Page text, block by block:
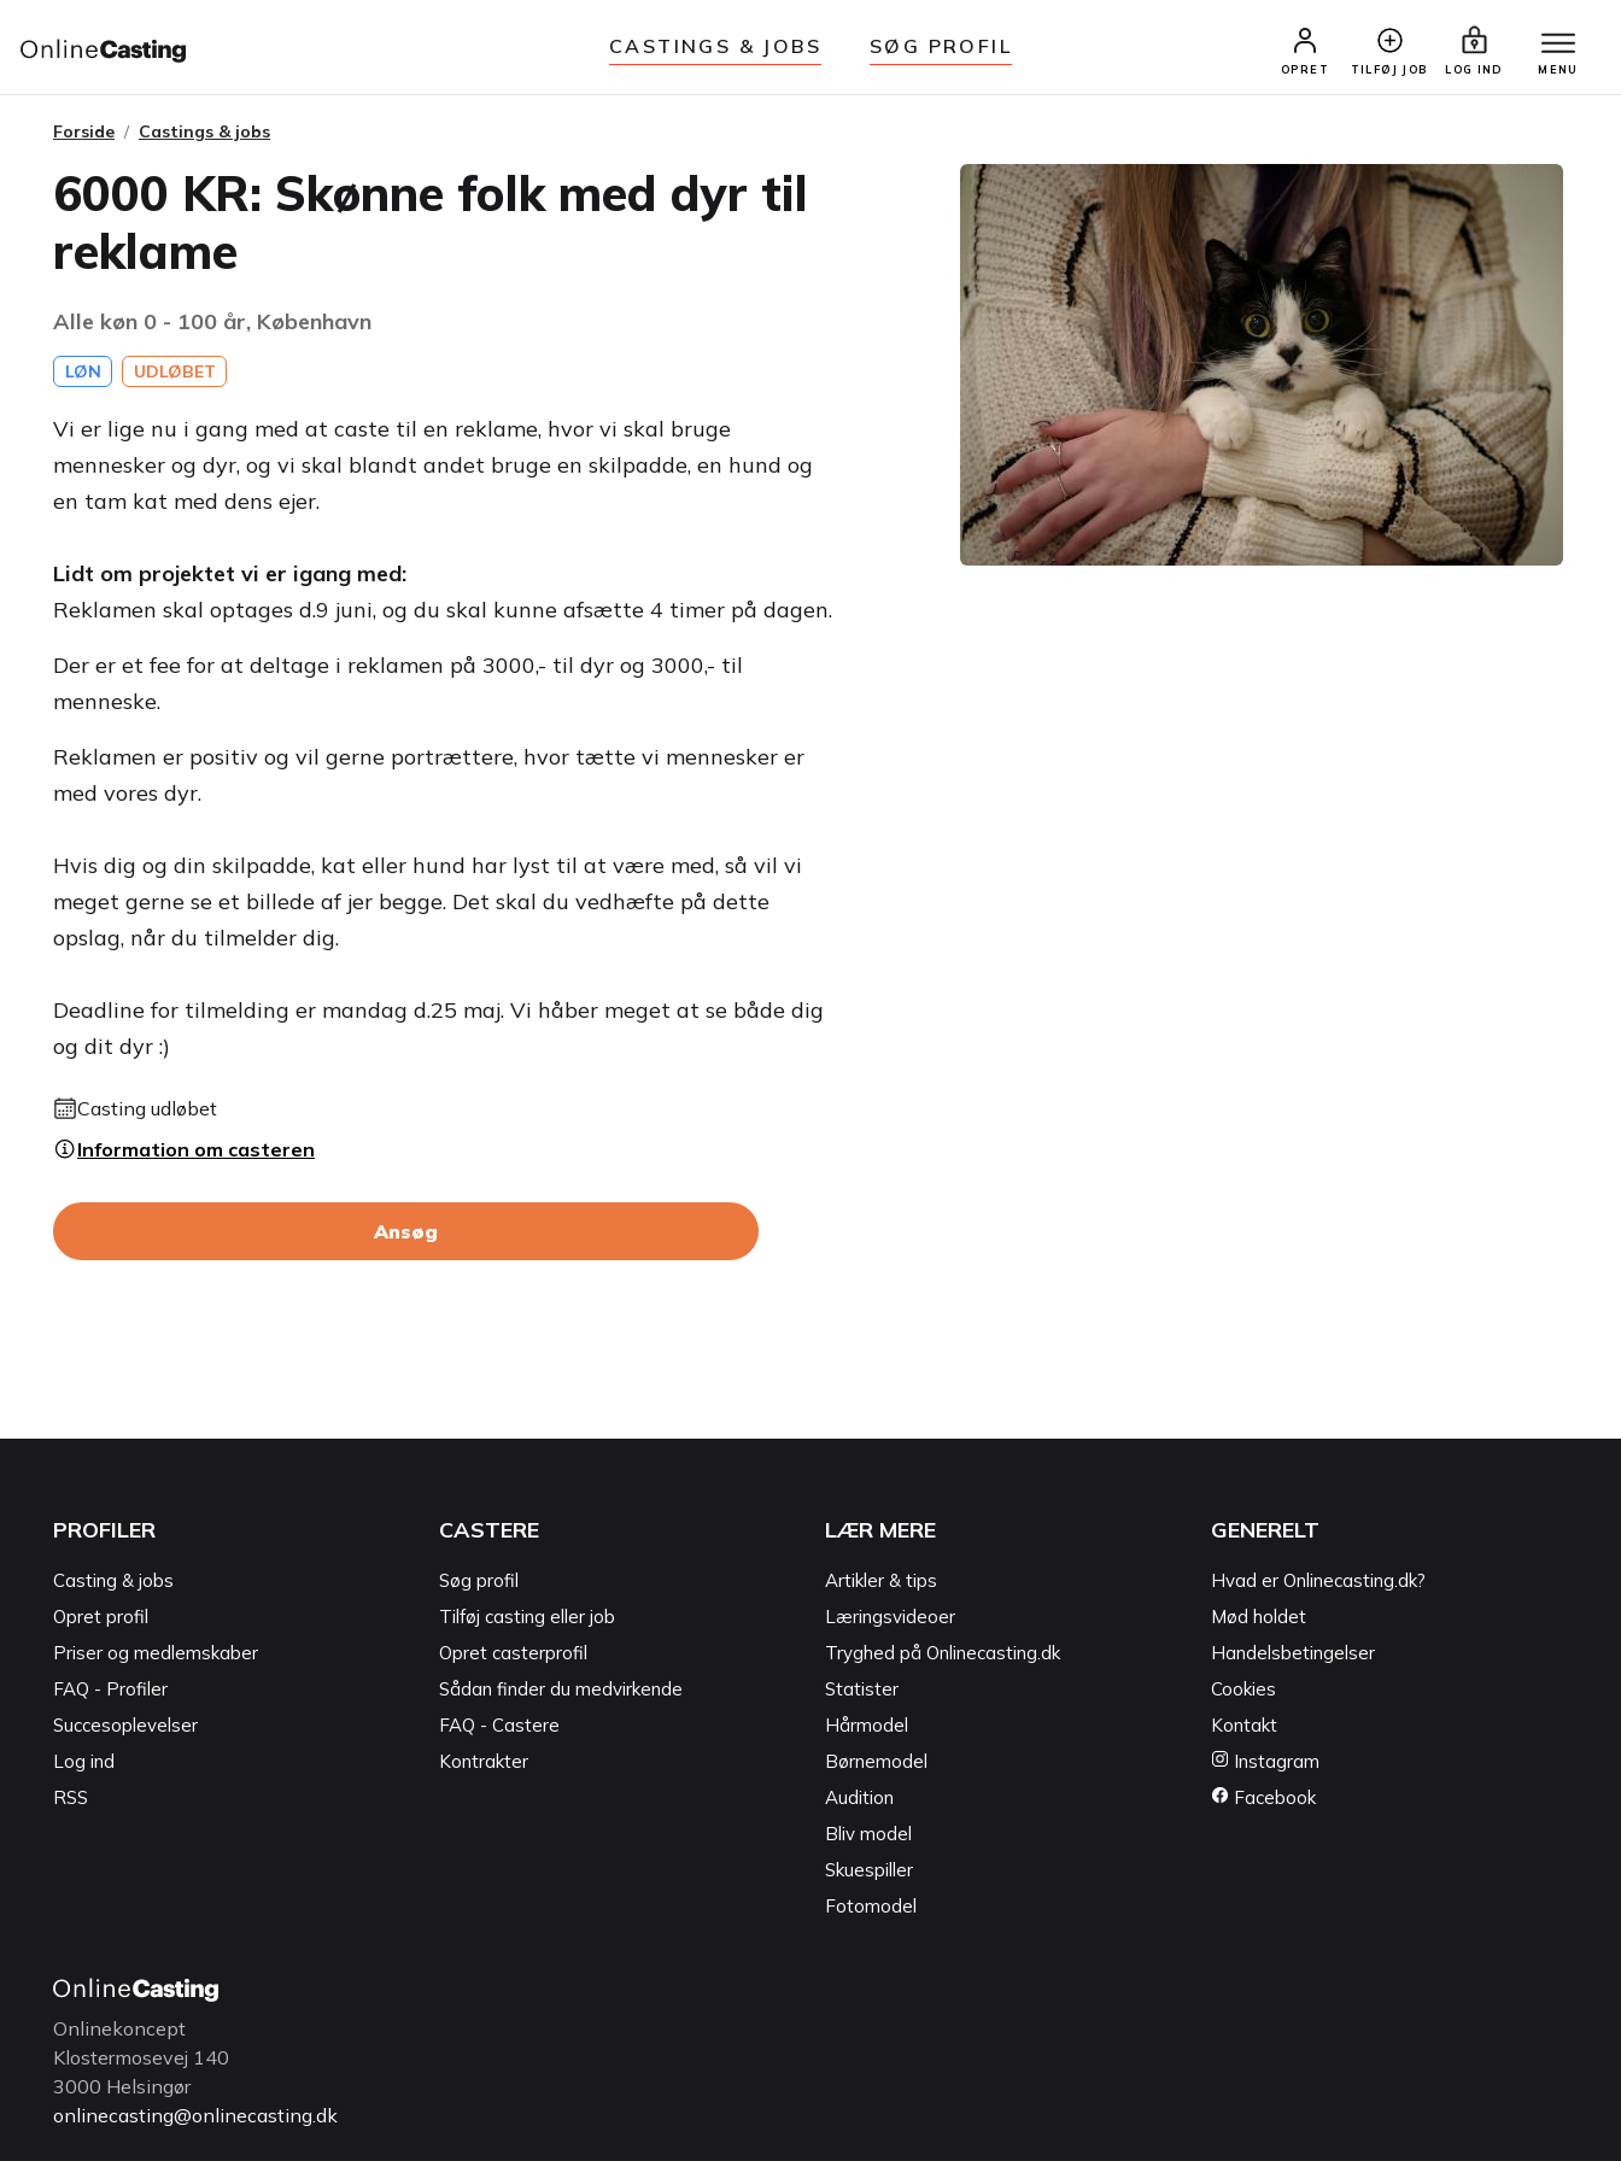
CASTINGS & JOBS SØG PROFIL
OPRET TILFØJ JOB LOG IND MENU
Forside Castings & jobs
6000 KR: Skønne folk med dyr til
reklame
Alle køn 0 - 100 år, København
LØN UDLØBET
Vi er lige nu i gang med at caste til en reklame, hvor vi skal bruge
mennesker og dyr, og vi skal blandt andet bruge en skilpadde, en hund og
en tam kat med dens ejer.
Lidt om projektet vi er igang med:
Reklamen skal optages d.9 juni, og du skal kunne afsætte 4 timer på dagen.
Der er et fee for at deltage i reklamen på 3000,- til dyr og 3000,- til
menneske.
Reklamen er positiv og vil gerne portrættere, hvor tætte vi mennesker er
med vores dyr.
Hvis dig og din skilpadde, kat eller hund har lyst til at være med, så vil vi
meget gerne se et billede af jer begge. Det skal du vedhæfte på dette
opslag, når du tilmelder dig.
Deadline for tilmelding er mandag d.25 maj. Vi håber meget at se både dig
og dit dyr :)
Casting udløbet
Information om casteren
Ansøg
PROFILER
Casting & jobs
Opret profil
Priser og medlemskaber
FAQ - Profiler
Succesoplevelser
Log ind
RSS
CASTERE
Søg profil
Tilføj casting eller job
Opret casterprofil
Sådan finder du medvirkende
FAQ - Castere
Kontrakter
LÆR MERE
Artikler & tips
Læringsvideoer
Tryghed på Onlinecasting.dk
Statister
Hårmodel
Børnemodel
Audition
Bliv model
Skuespiller
Fotomodel
GENERELT
Hvad er Onlinecasting.dk?
Mød holdet
Handelsbetingelser
Cookies
Kontakt
Instagram
Facebook
Onlinekoncept
Klostermosevej 140
3000 Helsingør
onlinecasting@onlinecasting.dk